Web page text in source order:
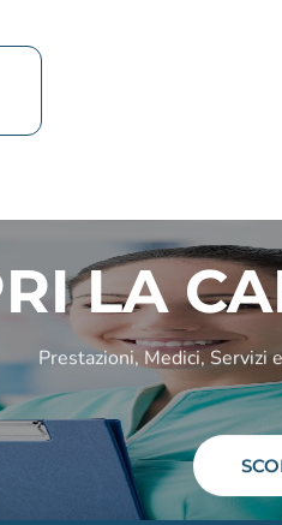
LA
Prestazioni, Medici,